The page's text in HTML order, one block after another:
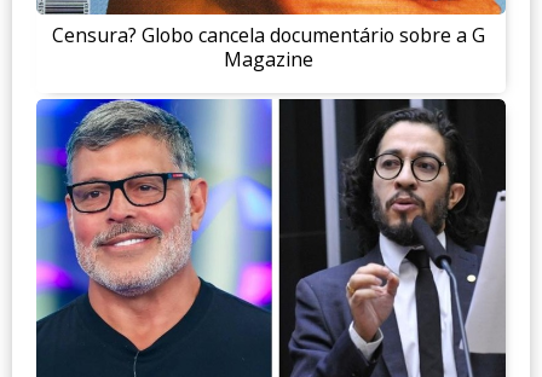
Censura? Globo cancela documentário sobre a G
Magazine